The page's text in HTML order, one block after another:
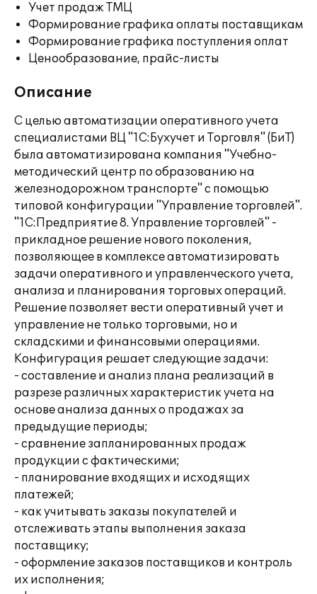
Учет продаж ТМЦ
Формирование графика оплаты поставщикам
Формирование графика поступления оплат
Ценообразование, прайс-листы
Описание
С целью автоматизации оперативного учета
специалистами ВЦ "1С:Бухучет и Торговля" (БиТ)
была автоматизирована компания "Учебно-
методический центр по образованию на
железнодорожном транспорте" с помощью
типовой конфигурации "Управление торговлей".
"1С:Предприятие 8. Управление торговлей" -
прикладное решение нового поколения,
позволяющее в комплексе автоматизировать
задачи оперативного и управленческого учета,
анализа и планирования торговых операций.
Решение позволяет вести оперативный учет и
управление не только торговыми, но и
складскими и финансовыми операциями.
Конфигурация решает следующие задачи:
- составление и анализ плана реализаций в
разрезе различных характеристик учета на
основе анализа данных о продажах за
предыдущие периоды;
- сравнение запланированных продаж
продукции с фактическими;
- планирование входящих и исходящих
платежей;
- как учитывать заказы покупателей и
отслеживать этапы выполнения заказа
поставщику;
- оформление заказов поставщиков и контроль
их исполнения;